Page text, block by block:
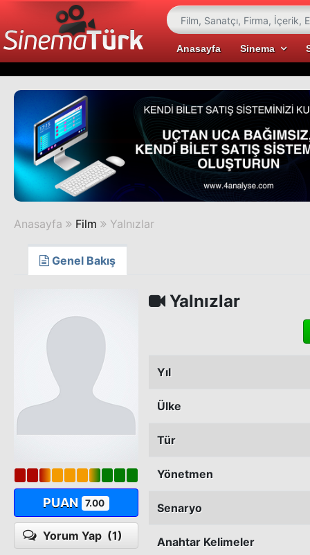
Anasayfa Sinema
Anasayfa Film Yalnızlar
Genel Bakış
PUAN 7.00
Yorum Yap (1)
Yalnızlar
Yıl
Ülke
Tür
Yönetmen
Senaryo
Anahtar Kelimeler